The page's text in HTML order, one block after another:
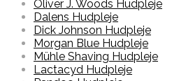
Oliver J. Woods Hudpleje
Dalens Hudpleje
Dick Johnson Hudpleje
Morgan Blue Hudpleje
Mühle Shaving Hudpleje
Lactacyd Hudpleje